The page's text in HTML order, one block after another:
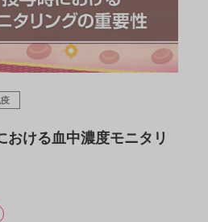
おける血中濃度モニタリ